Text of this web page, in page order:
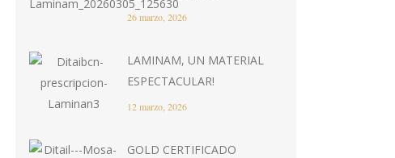
26 marzo, 2026
LAMINAM, UN MATERIAL
ESPECTACULAR!
12 marzo, 2026
GOLD CERTIFICADO